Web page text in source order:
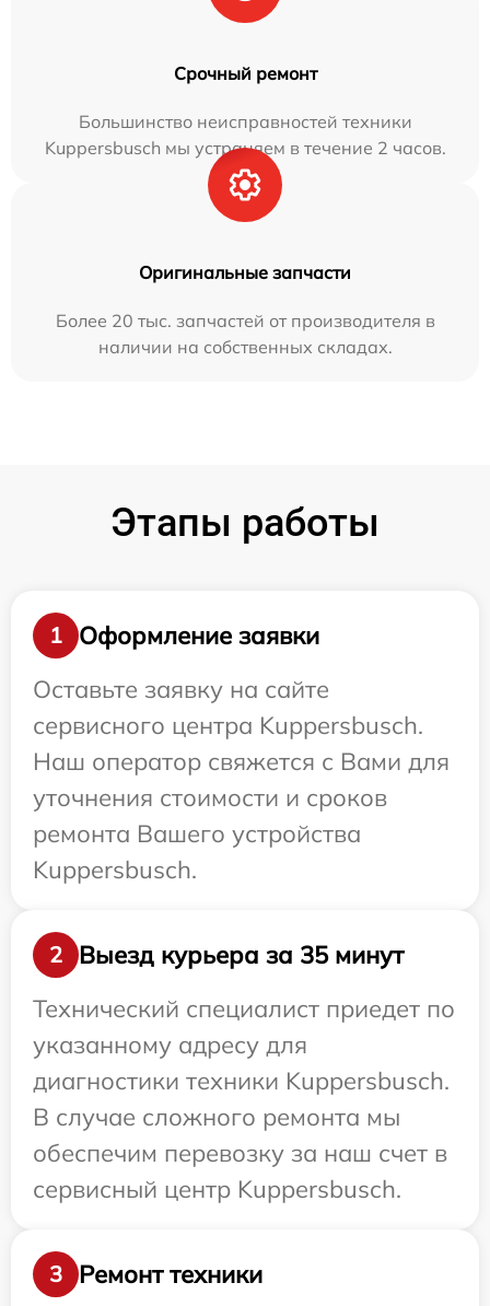
Срочный ремонт
Большинство неисправностей техники
Kuppersbusch мы устраняем в течение 2 часов.
Оригинальные запчасти
Более 20 тыс. запчастей от производителя в
наличии на собственных складах.
Этапы работы
1
Оформление заявки
Оставьте заявку на сайте
сервисного центра Kuppersbusch.
Наш оператор свяжется с Вами для
уточнения стоимости и сроков
ремонта Вашего устройства
Kuppersbusch.
2
Выезд курьера за 35 минут
Технический специалист приедет по
указанному адресу для
диагностики техники Kuppersbusch.
В случае сложного ремонта мы
обеспечим перевозку за наш счет в
сервисный центр Kuppersbusch.
3 Ремонт техники